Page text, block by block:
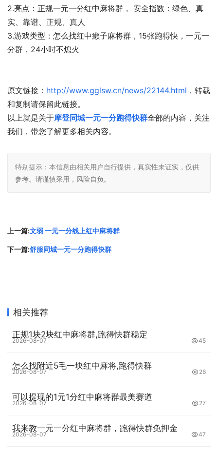
2.亮点：正规一元一分红中麻将群， 安全指数：绿色、真
实、靠谱、正规、真人
3.游戏类型：怎么找红中癞子麻将群，15张跑得快，一元一
分群，24小时不熄火
原文链接： http://www.gglsw.cn/news/22144.html ，转载
和复制请保留此链接。
以上就是关于摩登同城一元一分跑得快群全部的内容，关注
我们，带您了解更多相关内容。
特别提示：本信息由相关用户自行提供，真实性未证实，仅供
参考。请谨慎采用，风险自负。
上一篇:文弱 一元一分线上红中麻将群
下一篇:舒服同城一元一分跑得快群
相关推荐
正规1块2块红中麻将群,跑得快群稳定
2026-08-07 45
怎么找附近5毛一块红中麻将,跑得快群
2026-08-07 26
可以提现的1元1分红中麻将群最美赛道
2026-08-07 27
我来教一元一分红中麻将群，跑得快群免押金
2026-08-07 47